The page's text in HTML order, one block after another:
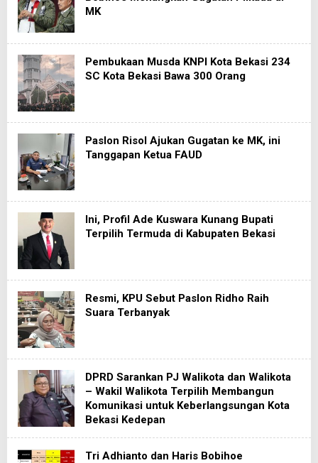
MK
Pembukaan Musda KNPI Kota Bekasi 234
SC Kota Bekasi Bawa 300 Orang
Paslon Risol Ajukan Gugatan ke MK, ini
Tanggapan Ketua FAUD
Ini, Profil Ade Kuswara Kunang Bupati
Terpilih Termuda di Kabupaten Bekasi
Resmi, KPU Sebut Paslon Ridho Raih
Suara Terbanyak
DPRD Sarankan PJ Walikota dan Walikota
– Wakil Walikota Terpilih Membangun
Komunikasi untuk Keberlangsungan Kota
Bekasi Kedepan
Tri Adhianto dan Haris Bobihoe